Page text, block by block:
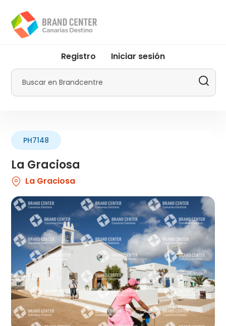
contenido
principal
menu
Promotur
Registro Iniciar sesión
Buscar
La Graciosa
PH7148
La Graciosa